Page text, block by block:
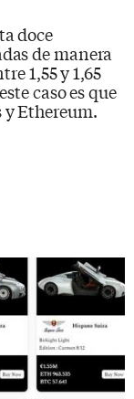
doce
de manera
1,55 y 1,65
caso es que
Ethereum.